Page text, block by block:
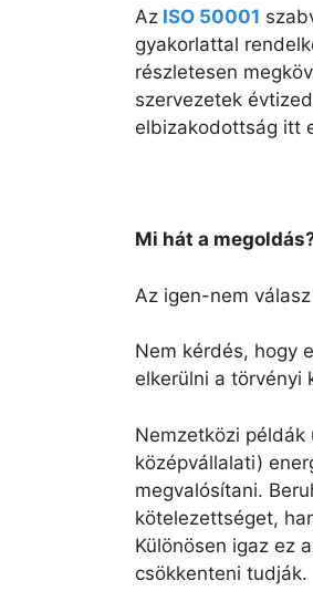
Az ISO 50001
gyakorlattal
részletesen
szervezetek
elbizakodottság itt
Mi hát a
Az igen-nem
Nem kérdés, hogy
elkerülni a törvényi
Nemzetközi példák
középvállalati)
megvalósítani.
kötelezettséget,
Különösen igaz ez
csökkenteni tudják.